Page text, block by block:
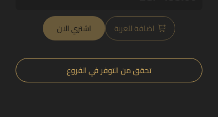
اضافة للعربة اشتري الان
تحقق من التوفر في الفروع